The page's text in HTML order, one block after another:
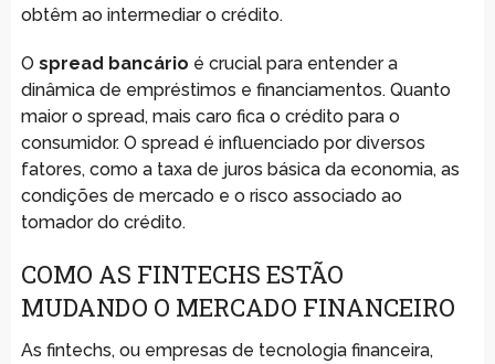
obtêm ao intermediar o crédito.
O spread bancário é crucial para entender a
dinâmica de empréstimos e financiamentos. Quanto
maior o spread, mais caro fica o crédito para o
consumidor. O spread é influenciado por diversos
fatores, como a taxa de juros básica da economia, as
condições de mercado e o risco associado ao
tomador do crédito.
COMO AS FINTECHS ESTÃO
MUDANDO O MERCADO FINANCEIRO
As fintechs, ou empresas de tecnologia financeira,